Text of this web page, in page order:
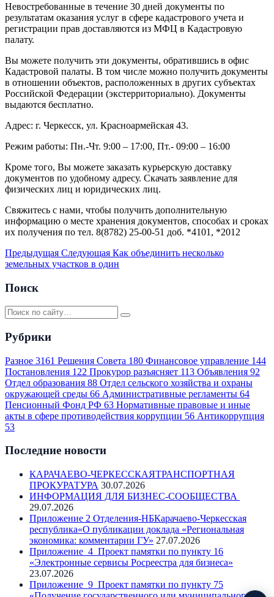
Невостребованные в течение 30 дней документы по
результатам оказания услуг в сфере кадастрового учета и
регистрации прав доставляются из МФЦ в Кадастровую
палату.
Вы можете получить эти документы, обратившись в офис
Кадастровой палаты. В том числе можно получить документы
в отношении объектов, расположенных в других субъектах
Российской Федерации (экстерриториально). Документы
выдаются бесплатно.
Адрес: г. Черкесск, ул. Красноармейская 43.
Режим работы: Пн.-Чт. 9:00 – 17:00, Пт.- 09:00 – 16:00
Кроме того, Вы можете заказать курьерскую доставку
документов по удобному адресу. Скачать заявление для
физических лиц и юридических лиц.
Свяжитесь с нами, чтобы получить дополнительную
информацию о месте хранения документов, способах и сроках
их получения по тел. 8(8782) 25-00-51 доб. *4101, *2012
Предыдущая Следующая Как объединить несколько
земельных участков в один
Поиск
Рубрики
Разное 3161 Решения Совета 180 Финансовое управление 144
Постановления 122 Прокурор разъясняет 113 Объявления 92
Отдел образования 88 Отдел сельского хозяйства и охраны
окружающей среды 66 Административные регламенты 64
Пенсионный Фонд РФ 63 Нормативные правовые и иные
акты в сфере противодействия коррупции 56 Антикоррупция
53
Последние новости
КАРАЧАЕВО-ЧЕРКЕССКАЯТРАНСПОРТНАЯ
ПРОКУРАТУРА 30.07.2026
ИНФОРМАЦИЯ ДЛЯ БИЗНЕС-СООБЩЕСТВА
29.07.2026
Приложение 2 Отделения-НБКарачаево-Черкесская
республика«О публикации доклада «Региональная
экономика: комментарии ГУ» 27.07.2026
Приложение_4_Проект памятки по пункту 16
«Электронные сервисы Росреестра для бизнеса»
23.07.2026
Приложение_9_Проект памятки по пункту 75